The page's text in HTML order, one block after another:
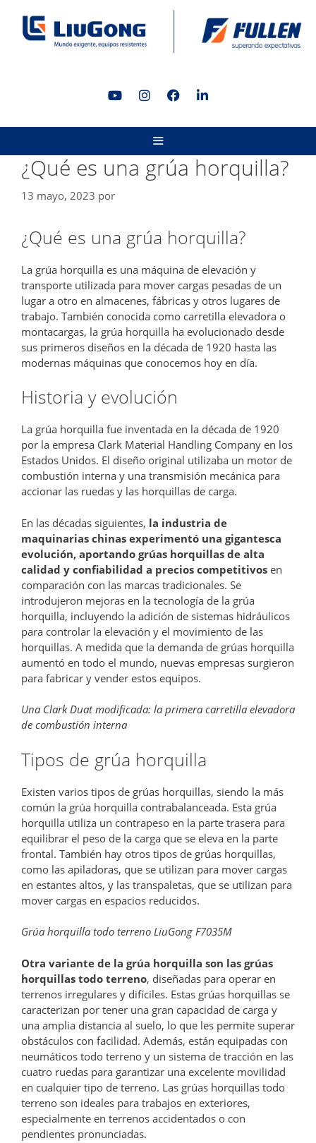
contenido
¿Qué es una grúa horquilla?
13 mayo, 2023 por
¿Qué es una grúa horquilla?
La grúa horquilla es una máquina de elevación y
transporte utilizada para mover cargas pesadas de un
lugar a otro en almacenes, fábricas y otros lugares de
trabajo. También conocida como carretilla elevadora o
montacargas, la grúa horquilla ha evolucionado desde
sus primeros diseños en la década de 1920 hasta las
modernas máquinas que conocemos hoy en día.
Historia y evolución
La grúa horquilla fue inventada en la década de 1920
por la empresa Clark Material Handling Company en los
Estados Unidos. El diseño original utilizaba un motor de
combustión interna y una transmisión mecánica para
accionar las ruedas y las horquillas de carga.
En las décadas siguientes, la industria de
maquinarias chinas experimentó una gigantesca
evolución, aportando grúas horquillas de alta
calidad y confiabilidad a precios competitivos en
comparación con las marcas tradicionales. Se
introdujeron mejoras en la tecnología de la grúa
horquilla, incluyendo la adición de sistemas hidráulicos
para controlar la elevación y el movimiento de las
horquillas. A medida que la demanda de grúas horquilla
aumentó en todo el mundo, nuevas empresas surgieron
para fabricar y vender estos equipos.
Una Clark Duat modificada: la primera carretilla elevadora
de combustión interna
Tipos de grúa horquilla
Existen varios tipos de grúas horquillas, siendo la más
común la grúa horquilla contrabalanceada. Esta grúa
horquilla utiliza un contrapeso en la parte trasera para
equilibrar el peso de la carga que se eleva en la parte
frontal. También hay otros tipos de grúas horquillas,
como las apiladoras, que se utilizan para mover cargas
en estantes altos, y las transpaletas, que se utilizan para
mover cargas en espacios reducidos.
Grúa horquilla todo terreno LiuGong F7035M
Otra variante de la grúa horquilla son las grúas
horquillas todo terreno, diseñadas para operar en
terrenos irregulares y difíciles. Estas grúas horquillas se
caracterizan por tener una gran capacidad de carga y
una amplia distancia al suelo, lo que les permite superar
obstáculos con facilidad. Además, están equipadas con
neumáticos todo terreno y un sistema de tracción en las
cuatro ruedas para garantizar una excelente movilidad
en cualquier tipo de terreno. Las grúas horquillas todo
terreno son ideales para trabajos en exteriores,
especialmente en terrenos accidentados o con
pendientes pronunciadas.